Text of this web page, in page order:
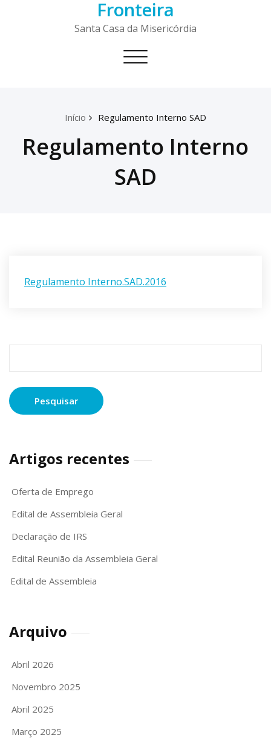
Fronteira
Santa Casa da Misericórdia
Toggle
Início Regulamento Interno SAD
Regulamento Interno
SAD
Regulamento Interno.SAD.2016
Artigos recentes
Oferta de Emprego
Edital de Assembleia Geral
Declaração de IRS
Edital Reunião da Assembleia Geral
Edital de Assembleia
Arquivo
Abril 2026
Novembro 2025
Abril 2025
Março 2025